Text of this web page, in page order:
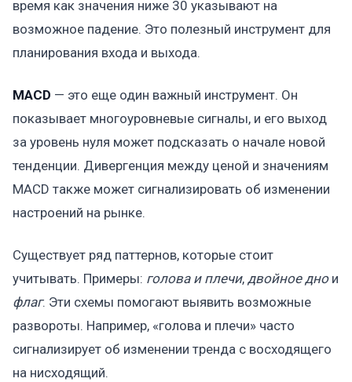
время как значения ниже 30 указывают на
возможное падение. Это полезный инструмент для
планирования входа и выхода.
MACD — это еще один важный инструмент. Он
показывает многоуровневые сигналы, и его выход
за уровень нуля может подсказать о начале новой
тенденции. Дивергенция между ценой и значениям
MACD также может сигнализировать об изменении
настроений на рынке.
Существует ряд паттернов, которые стоит
учитывать. Примеры: голова и плечи, двойное днои
флаг. Эти схемы помогают выявить возможные
развороты. Например, «голова и плечи» часто
сигнализирует об изменении тренда с восходящего
на нисходящий.